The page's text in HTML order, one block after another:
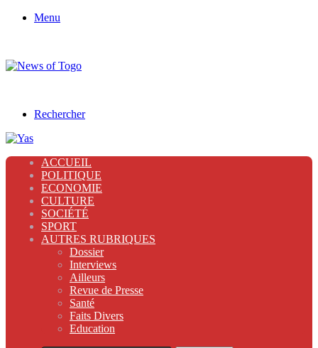
Menu
Rechercher
ACCUEIL
POLITIQUE
ECONOMIE
CULTURE
SOCIÉTÉ
SPORT
AUTRES RUBRIQUES
Dossier
Interviews
Ailleurs
Revue de Presse
Santé
Faits Divers
Education